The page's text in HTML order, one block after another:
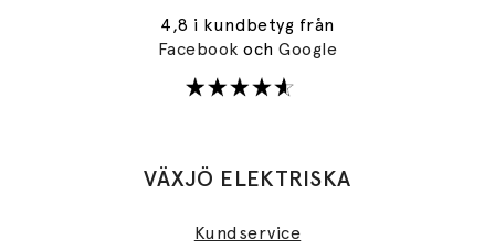
4,8 i kundbetyg från
FacebookochGoogle
VÄXJÖ ELEKTRISKA
Kundservice